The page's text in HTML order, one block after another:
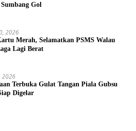
Gol
2026
Merah, Selamatkan PSMS Walau
Lagi Berat
2026
Terbuka Gulat Tangan Piala Gubsu
Digelar